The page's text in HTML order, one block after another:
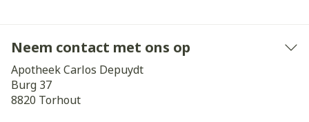
Neem contact met ons op
Apotheek Carlos Depuydt
Burg 37
8820 Torhout